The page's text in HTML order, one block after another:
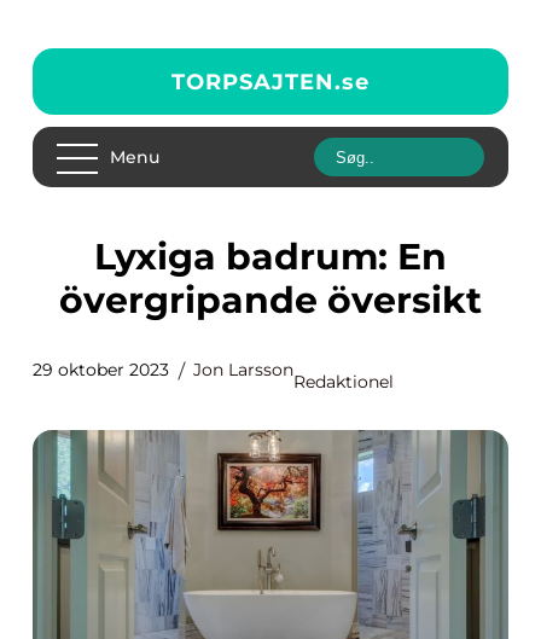
TORPSAJTEN.se
Menu
Lyxiga badrum: En
övergripande översikt
29 oktober 2023 Jon Larsson
Redaktionel